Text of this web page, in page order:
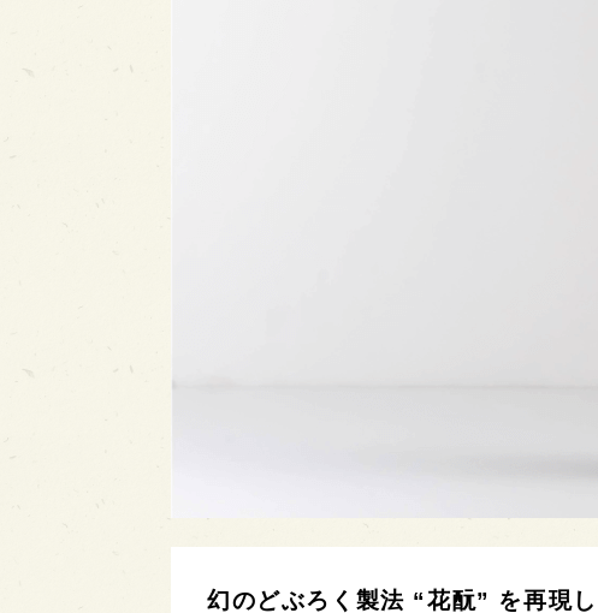
幻のどぶろく製法 “花酛” を再現